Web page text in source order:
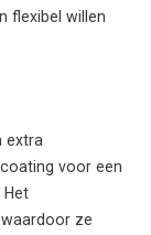
flexibel willen
extra
voor een
Het
ze